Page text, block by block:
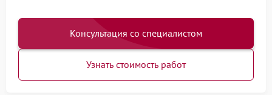
Консультация со специалистом
Узнать стоимость работ